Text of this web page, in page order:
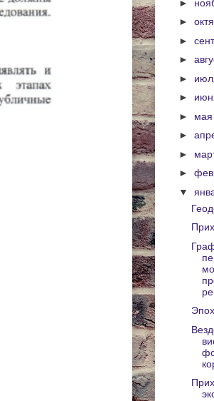
►
►
►
►
►
►
► мая
►
►
►
▼